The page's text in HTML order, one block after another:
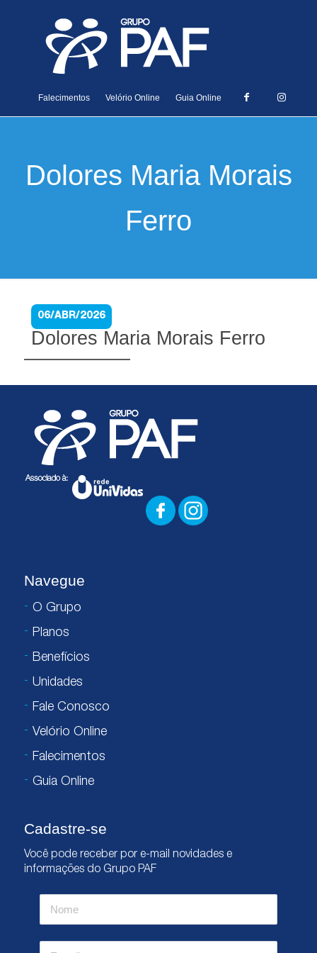
Falecimentos Velório Online Guia Online
Dolores Maria Morais
Ferro
06/ABR/2026
Dolores Maria Morais Ferro
Navegue
O Grupo
Planos
Benefícios
Unidades
Fale Conosco
Velório Online
Falecimentos
Guia Online
Cadastre-se
Você pode receber por e-mail novidades e
informações do Grupo PAF